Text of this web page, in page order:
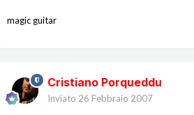
magic guitar
Cristiano Porqueddu
Inviato 26 Febbraio 2007